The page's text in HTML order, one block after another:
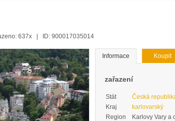
637x | ID: 900017035014
zařazení
Stát
Česká
Kraj
karlovarský
Region
Karlovy Vary a
Informace Koupit